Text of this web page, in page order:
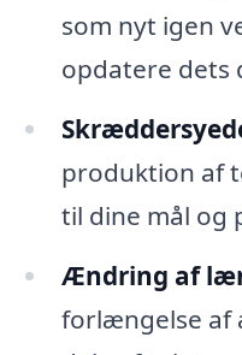
som nyt igen
opdatere dets
produktion af
til dine mål og
Ændring af
forlængelse af